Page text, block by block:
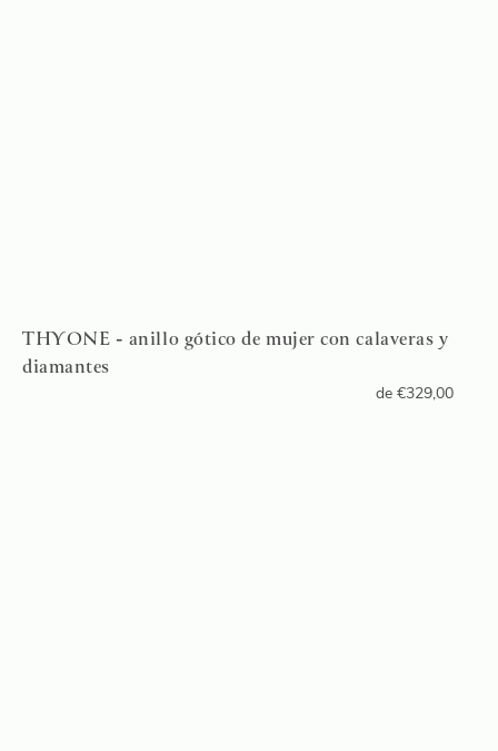
THYONE - anillo gótico de mujer con calaveras y
diamantes
de €329,00